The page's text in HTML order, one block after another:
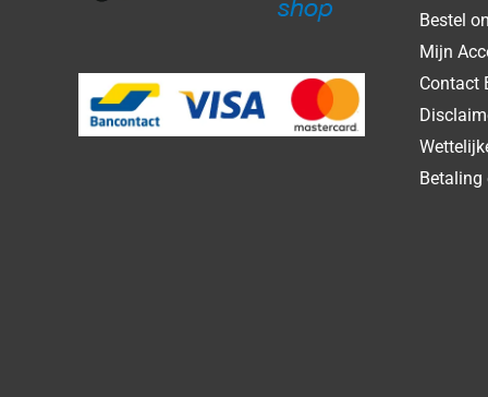
Bestel
Mijn
Contact
Betaling